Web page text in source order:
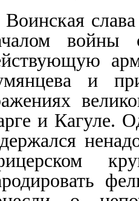
Воинская
и
и Кагуле.